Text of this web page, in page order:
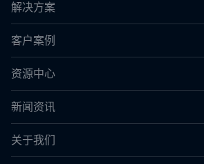
解决方案
客户案例
资源中心
新闻资讯
关于我们